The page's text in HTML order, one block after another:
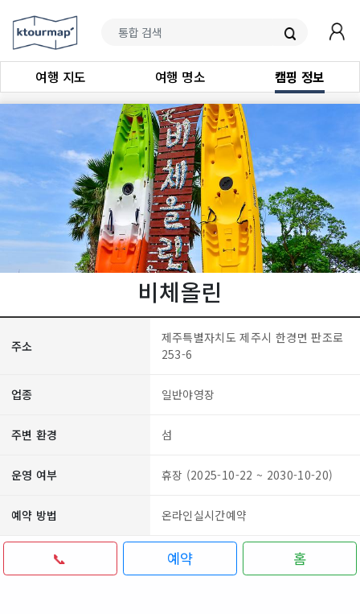
여행 지도 여행 명소 캠핑 정보
비체올린
주소
제주특별자치도 제주시 한경면 판조로
253-6
업종 일반야영장
주변 환경 섬
운영 여부 휴장 (2025-10-22 ~ 2030-10-20)
예약 방법 온라인실시간예약
📞 예약 홈